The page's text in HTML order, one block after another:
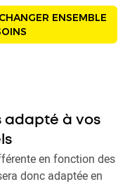
ENSEMBLE
adapté à vos
en fonction des
donc adaptée en